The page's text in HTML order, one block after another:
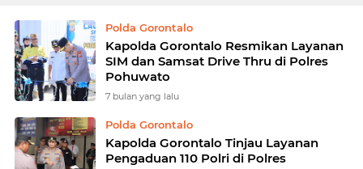
Polda Gorontalo
Kapolda Gorontalo Resmikan Layanan
SIM dan Samsat Drive Thru di Polres
Pohuwato
7 bulan yang lalu
Polda Gorontalo
Kapolda Gorontalo Tinjau Layanan
Pengaduan 110 Polri di Polres